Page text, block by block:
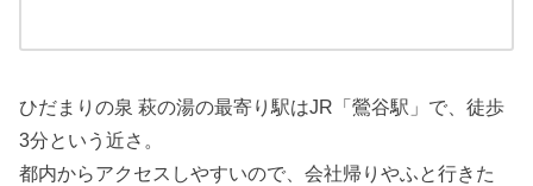
ひだまりの泉 萩の湯の最寄り駅はJR「鶯谷駅」で、徒歩
3分という近さ。
都内からアクセスしやすいので、会社帰りやふと行きた